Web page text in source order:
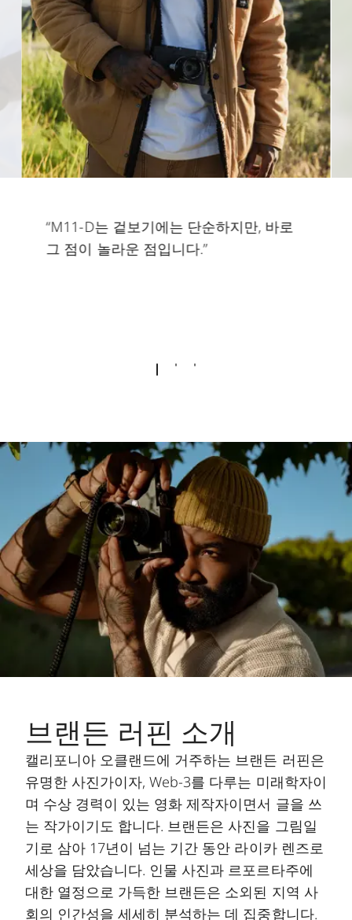
“M11-D는 겉보기에는 단순하지만, 바로
그 점이 놀라운 점입니다.”
브랜든 러핀 소개
캘리포니아 오클랜드에 거주하는 브랜든 러핀은
유명한 사진가이자, Web-3를 다루는 미래학자이
며 수상 경력이 있는 영화 제작자이면서 글을 쓰
는 작가이기도 합니다. 브랜든은 사진을 그림일
기로 삼아 17년이 넘는 기간 동안 라이카 렌즈로
세상을 담았습니다. 인물 사진과 르포르타주에
대한 열정으로 가득한 브랜든은 소외된 지역 사
회의 인간성을 세세히 분석하는 데 집중합니다.